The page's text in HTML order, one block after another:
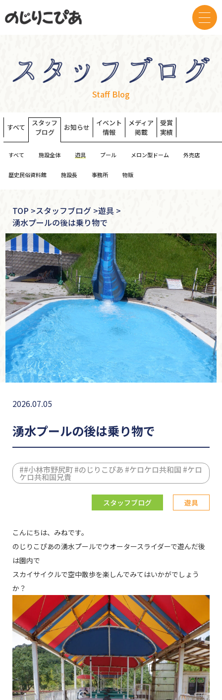
Staff Blog
すべて
スタッフ
ブログ
お知らせ
イベント
情報
メディア
掲載
受賞
実績
すべて 施設全体 遊具 プール メロン型ドーム 外売店
歴史民俗資料館 施設長 事務所 物販
TOP >スタッフブログ >遊具 >
湧水プールの後は乗り物で
2026.07.05
湧水プールの後は乗り物で
##小林市野尻町 #のじりこぴあ #ケロケロ共和国 #ケロ
ケロ共和国兄貴
スタッフブログ 遊具
こんにちは、みねです。
のじりこぴあの湧水プールでウオータースライダーで遊んだ後
は園内で
スカイサイクルで空中散歩を楽しんでみてはいかがでしょう
か？